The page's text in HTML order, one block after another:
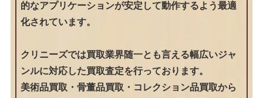
的なアプリケーションが安定して動作するよう最適
化されています。
クリニーズでは買取業界随一とも言える幅広いジャ
ンルに対応した買取査定を行っております。
美術品買取・骨董品買取・コレクション品買取から